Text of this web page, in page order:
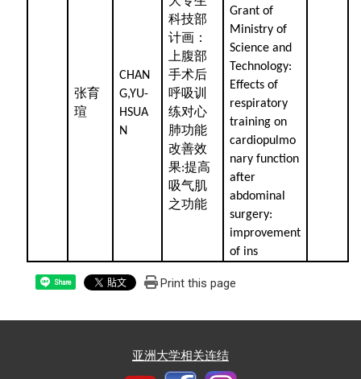
张育
瑄
CHAN
G,YU-
HSUA
N
科技部
计画：
上腹部
手术后
呼吸训
练对心
肺功能
改善效
果:提高
吸气肌
之功能
Grant of
Ministry of
Science and
Technology:
Effects of
respiratory
training on
cardiopulmo
nary function
after
abdominal
surgery:
improvement
of ins
Share Print this page
亚洲大学相关连结